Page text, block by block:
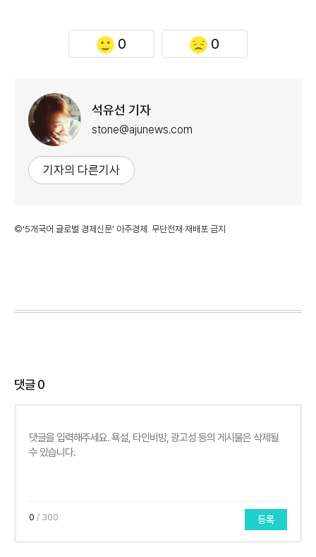
0 0
석유선 기자
stone@ajunews.com
기자의 다른기사
©'5개국어 글로벌 경제신문' 아주경제. 무단전재·재배포 금지
댓글0
0 / 300 등록